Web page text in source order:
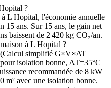
?
L Hopital, l'économie annuelle
15 ans. Sur 15 ans, le gain net
baissent de 2 420 kg CO₂/an.
à L Hopital ?
simplifié G×V×ΔT
isolation bonne, ΔT=35°C
recommandée de 8 kW
m² avec une isolation bonne.